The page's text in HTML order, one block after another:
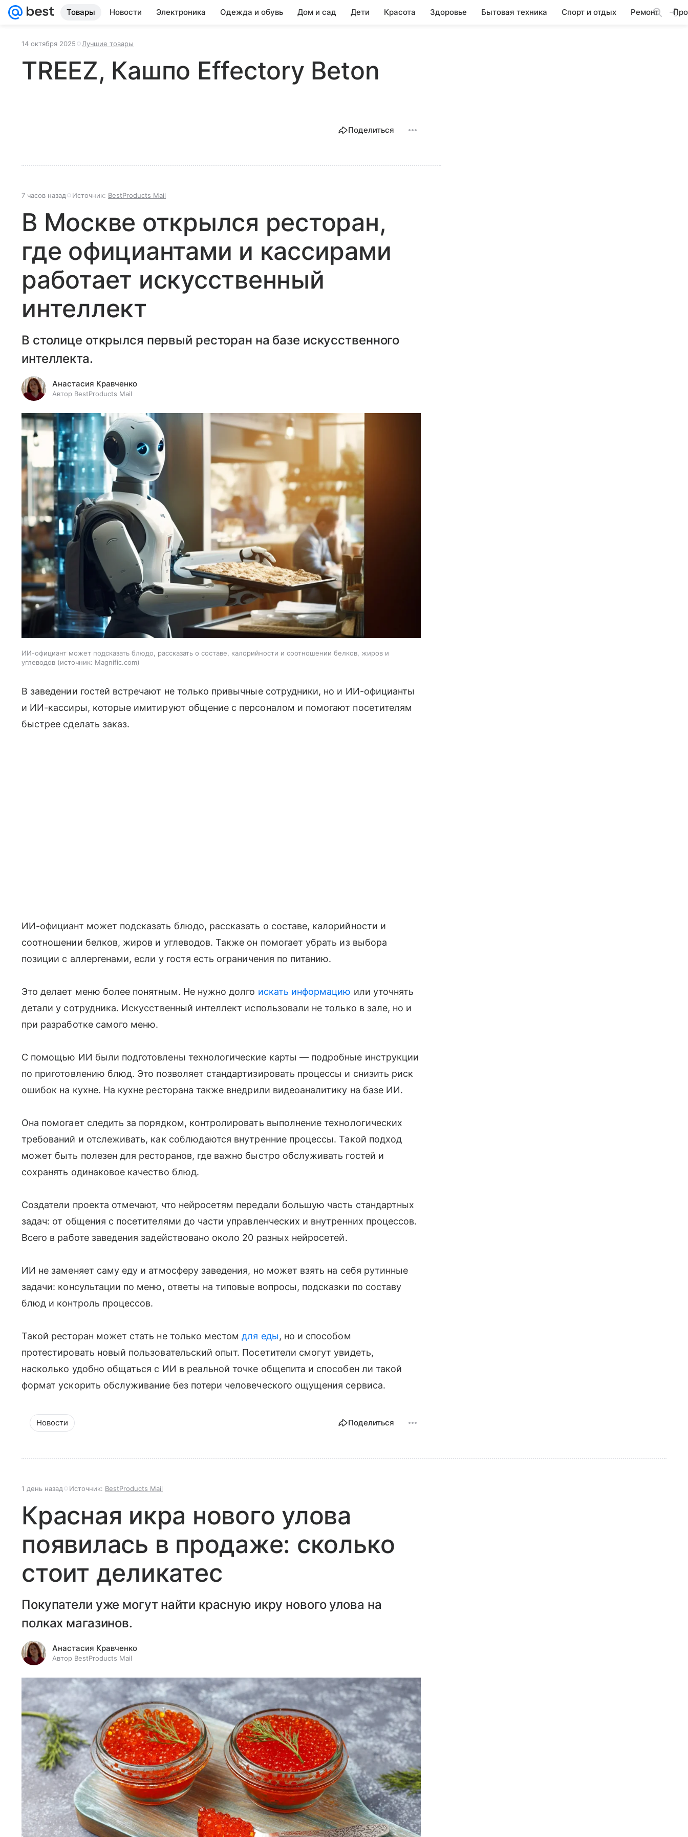
Товары Новости Электроника Одежда и обувь Дом и сад Дети Красота Здоровье Бытовая техника Спорт и отдых Ремонт
14 октября 2025 Лучшие товары
TREEZ, Кашпо Effectory Beton
Поделиться
7 часов назад Источник: BestProducts Mail
В Москве открылся ресторан,
где официантами и кассирами
работает искусственный
интеллект
В столице открылся первый ресторан на базе искусственного
интеллекта.
Анастасия Кравченко
Автор BestProducts Mail
ИИ-официант может подсказать блюдо, рассказать о составе, калорийности и соотношении белков, жиров и
углеводов
источник: Magnific.com
В заведении гостей встречают не только привычные сотрудники, но и ИИ-официанты
и ИИ-кассиры, которые имитируют общение с персоналом и помогают посетителям
быстрее сделать заказ.
ИИ-официант может подсказать блюдо, рассказать о составе, калорийности и
соотношении белков, жиров и углеводов. Также он помогает убрать из выбора
позиции с аллергенами, если у гостя есть ограничения по питанию.
Это делает меню более понятным. Не нужно долго искать информацию или уточнять
детали у сотрудника. Искусственный интеллект использовали не только в зале, но и
при разработке самого меню.
С помощью ИИ были подготовлены технологические карты — подробные инструкции
по приготовлению блюд. Это позволяет стандартизировать процессы и снизить риск
ошибок на кухне. На кухне ресторана также внедрили видеоаналитику на базе ИИ.
Она помогает следить за порядком, контролировать выполнение технологических
требований и отслеживать, как соблюдаются внутренние процессы. Такой подход
может быть полезен для ресторанов, где важно быстро обслуживать гостей и
сохранять одинаковое качество блюд.
Создатели проекта отмечают, что нейросетям передали большую часть стандартных
задач: от общения с посетителями до части управленческих и внутренних процессов.
Всего в работе заведения задействовано около 20 разных нейросетей.
ИИ не заменяет саму еду и атмосферу заведения, но может взять на себя рутинные
задачи: консультации по меню, ответы на типовые вопросы, подсказки по составу
блюд и контроль процессов.
Такой ресторан может стать не только местомдля еды, но и способом
протестировать новый пользовательский опыт. Посетители смогут увидеть,
насколько удобно общаться с ИИ в реальной точке общепита и способен ли такой
формат ускорить обслуживание без потери человеческого ощущения сервиса.
Новости Поделиться
1 день назад Источник: BestProducts Mail
Красная икра нового улова
появилась в продаже: сколько
стоит деликатес
Покупатели уже могут найти красную икру нового улова на
полках магазинов.
Анастасия Кравченко
Автор BestProducts Mail